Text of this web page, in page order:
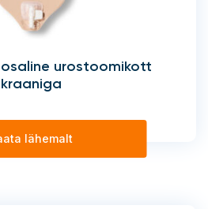
urostoomikott
kraaniga
lähemalt